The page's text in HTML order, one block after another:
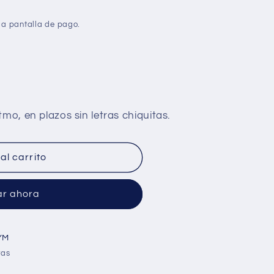
pantalla de pago.
carrito
ahora